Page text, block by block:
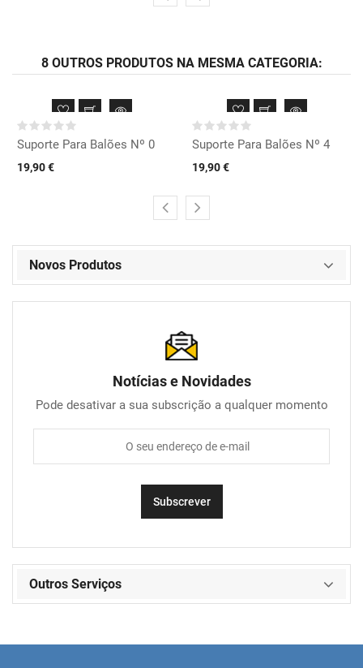
8 OUTROS PRODUTOS NA MESMA CATEGORIA:
Suporte Para Balões Nº 0
19,90 €
Suporte Para Balões Nº 4
19,90 €
Novos Produtos
Notícias e Novidades
Pode desativar a sua subscrição a qualquer momento
Outros Serviços